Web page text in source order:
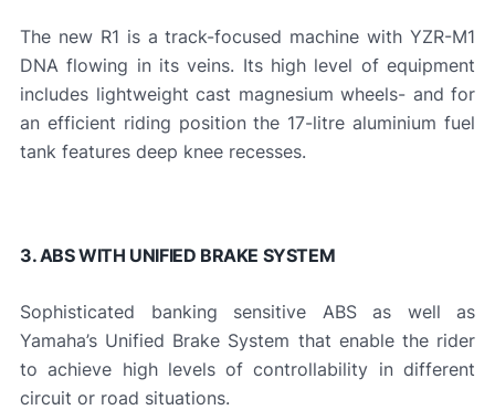
The new R1 is a track-focused machine with YZR-M1
DNA flowing in its veins. Its high level of equipment
includes lightweight cast magnesium wheels- and for
an efficient riding position the 17-litre aluminium fuel
tank features deep knee recesses.
3. ABS WITH UNIFIED BRAKE SYSTEM
Sophisticated banking sensitive ABS as well as
Yamaha’s Unified Brake System that enable the rider
to achieve high levels of controllability in different
circuit or road situations.